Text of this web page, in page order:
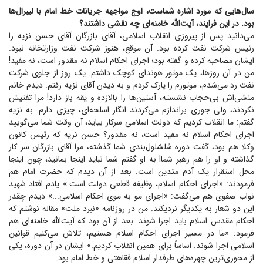
سال‌هایی که مورد اشاره شماست، اوج مواجهه جریانات خط امام با لیبرال‌ها
بود. در این فرایند، آیت‌الله خامنه‌ای چه نقشی داشتند؟‌
می‌دانید پس از پیروزی انقلاب اسلامی، آقای بازرگان آقای حسن نزیه را
رئیس شرکت نفت کرده بود. آن موقع، هنوز شرکت نفت وزارتخانه نبود.
ایشان مصاحبه کرده و گفته بود؛ اجرای احکام اسلام نه مقدور است، نه مفید!
من در آن روزها، یک موتور هوندای کوچک داشتم. یک روز از جلوی شرکت
نفت رد می‌شدم، موتورم را پارک کردم و به دیدن آقای نزیه رفتم. دیدم خانم
منشی‌اش بی‌حجاب نشسته، آستین‌ها را بالازده و یقه باز دارد! مرا تفتیش
نکردند، ولی جوری براندازم می‌کردند انگار اسلحه‌ای، چیزی دارم. به نزیه
گفتم: ما انقلاب کردیم که دولت اسلامی سرکار بیاید، آن وقت شما می‌گویید
اجرای احکام اسلام نه مفید است، نه مقدور؟ حسن نزیه که رئیس کانون
وکلا هم بود، گفت دوره شلشلول‌بندی شما گذشته، مرا آقای بازرگان سر کار
گذاشته و او را هم رهبر شما! به او گفتم شما نباید اینجا بمانید، چون اینجا
محل استقرار یک آدم متدین است. بعد از آن دیدم که حضرت امام هم
فرمودند: «اجرای احکام اسلام، وظیفه قطعی دولت است.» یادم افتاد شهید
نواب صفوی هم می‌گفت: «اجرای مو به موی احکام اسلامی...» دیدم چقدر
این دو شعار به یکدیگر نزدیکند. من در روزنامه «نبرد ملت» مقاله نوشتم که
احکام مقدس اسلام باید اجرا شوند. بعد از آن بود که آیت‌الله خامنه‌ای هم
فرمود: «ما در مسیر اجرای احکام اسلام هستیم، تلاش می‌کنیم قوانین
اسلامی اجرا شوند. اساساً برای همین انقلاب کردیم.» ایشان در آن دوره، یکی
از محوری‌ترین چهره‌های طرفدار اسلام فقاهتی و خط امام بود.